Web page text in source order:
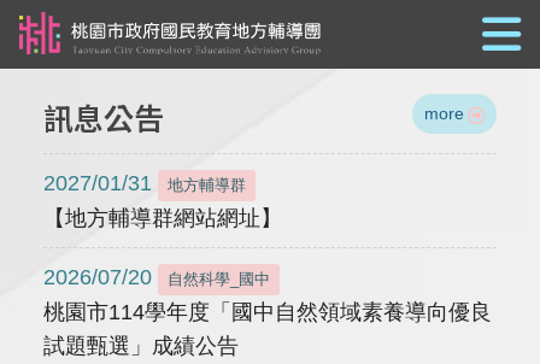
訊息公告 more
2027/01/31 地方輔導群
【地方輔導群網站網址】
2026/07/20 自然科學_國中
桃園市114學年度「國中自然領域素養導向優良
試題甄選」成績公告